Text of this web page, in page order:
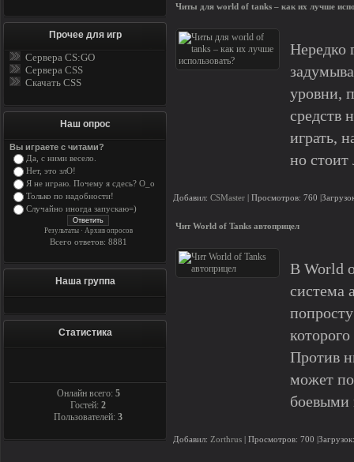
Прочее для игр
Сервера CS:GO
Сервера CSS
Скачать CSS
Наш опрос
Вы играете с читами?
Да, с ними весело.
Нет, это злО!
Я не играю. Почему я сдесь? О_о
Только по надобности!
Случайно иногда запускаю=)
Результаты· Архив опросов
Всего ответов: 8881
Наша группа
Статистика
Онлайн всего: 5
Гостей: 2
Пользователей: 3
Читы для world of tanks – как их лучше
Нередко
уровни,
средств
играть,
но
Добавил: CSMaster | Просмотров: 760
Чит World of Tanks автоприцел
В World
система
Против
может
боевыми
Добавил: Zorthrus | Просмотров: 700